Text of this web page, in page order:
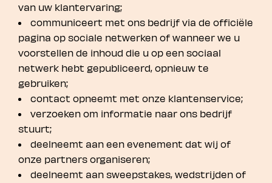
van uw klantervaring;
communiceert met ons bedrijf via de officiële
pagina op sociale netwerken of wanneer we u
voorstellen de inhoud die u op een sociaal
netwerk hebt gepubliceerd, opnieuw te
gebruiken;
contact opneemt met onze klantenservice;
verzoeken om informatie naar ons bedrijf
stuurt;
deelneemt aan een evenement dat wij of
onze partners organiseren;
deelneemt aan sweepstakes, wedstrijden of